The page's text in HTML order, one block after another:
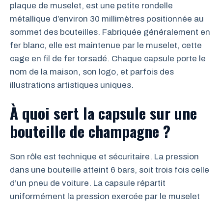
plaque de muselet, est une petite rondelle
métallique d’environ 30 millimètres positionnée au
sommet des bouteilles. Fabriquée généralement en
fer blanc, elle est maintenue par le muselet, cette
cage en fil de fer torsadé. Chaque capsule porte le
nom de la maison, son logo, et parfois des
illustrations artistiques uniques.
À quoi sert la capsule sur une
bouteille de champagne ?
Son rôle est technique et sécuritaire. La pression
dans une bouteille atteint 6 bars, soit trois fois celle
d’un pneu de voiture. La capsule répartit
uniformément la pression exercée par le muselet